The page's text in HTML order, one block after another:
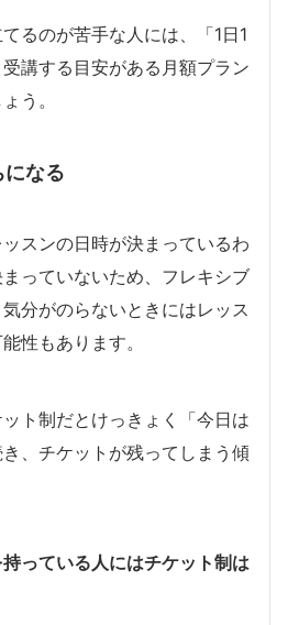
るのが苦手な人には、「1日1
講する目安がある月額プラン
う。
になる
スンの日時が決まっているわ
っていないため、フレキシブ
分がのらないときにはレッス
性もあります。
ト制だとけっきょく「今日は
、チケットが残ってしまう傾
っている人にはチケット制は